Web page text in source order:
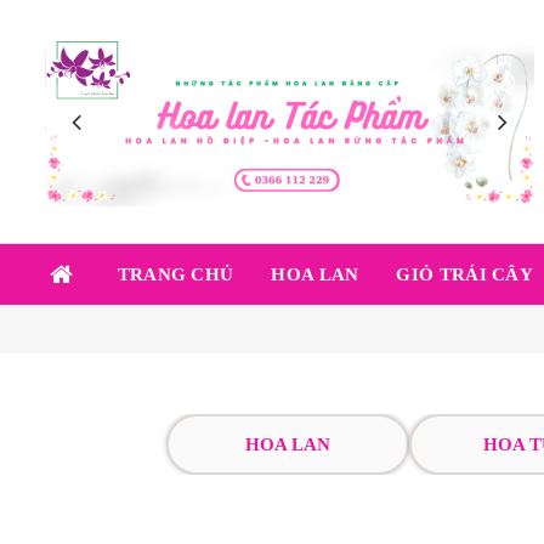
TRANG CHỦ HOA LAN GIỎ TRÁI CÂY
HOA LAN HOA